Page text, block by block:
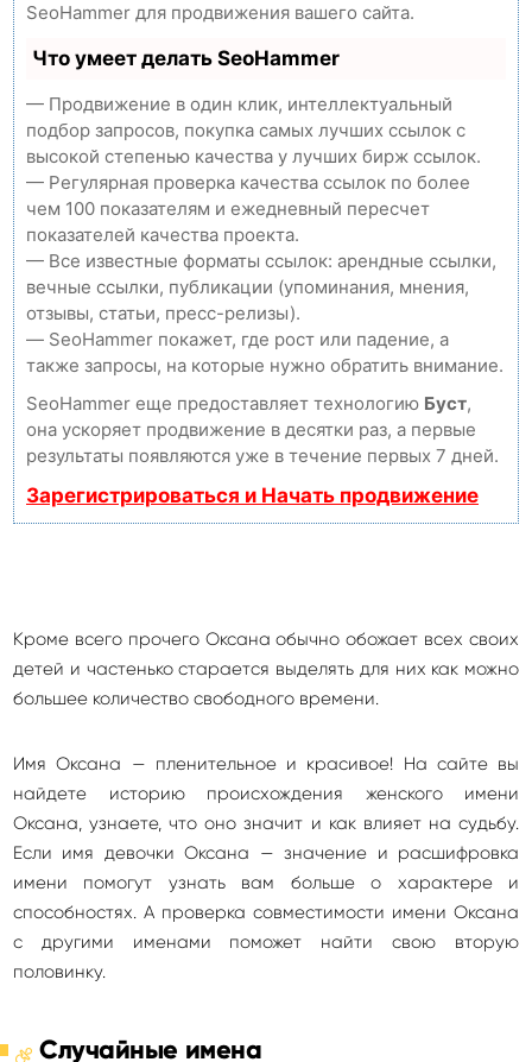
SeoHammer для продвижения вашего сайта.
Что умеет делать SeoHammer
— Продвижение в один клик, интеллектуальный
подбор запросов, покупка самых лучших ссылок с
высокой степенью качества у лучших бирж ссылок.
— Регулярная проверка качества ссылок по более
чем 100 показателям и ежедневный пересчет
показателей качества проекта.
— Все известные форматы ссылок: арендные ссылки,
вечные ссылки, публикации (упоминания, мнения,
отзывы, статьи, пресс-релизы).
— SeoHammer покажет, где рост или падение, а
также запросы, на которые нужно обратить внимание.
SeoHammer еще предоставляет технологию Буст,
она ускоряет продвижение в десятки раз, а первые
результаты появляются уже в течение первых 7 дней.
Зарегистрироваться и Начать продвижение
Кроме всего прочего Оксана обычно обожает всех своих
детей и частенько старается выделять для них как можно
большее количество свободного времени.
Имя Оксана — пленительное и красивое! На сайте вы
найдете историю происхождения женского имени
Оксана, узнаете, что оно значит и как влияет на судьбу.
Если имя девочки Оксана — значение и расшифровка
имени помогут узнать вам больше о характере и
способностях. А проверка совместимости имени Оксана
с другими именами поможет найти свою вторую
половинку.
Случайные имена